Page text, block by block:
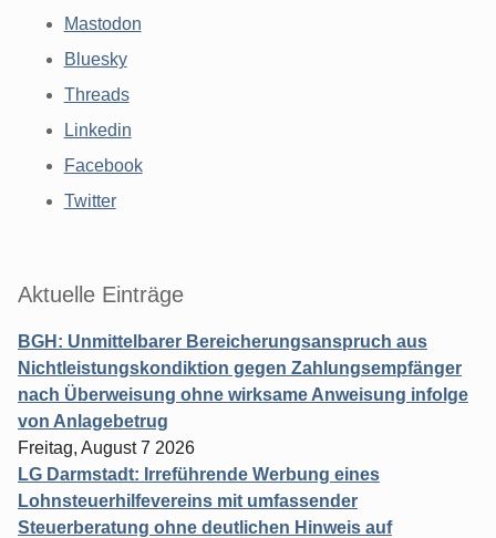
Mastodon
Bluesky
Threads
Linkedin
Facebook
Twitter
Aktuelle Einträge
BGH: Unmittelbarer Bereicherungsanspruch aus
Nichtleistungskondiktion gegen Zahlungsempfänger
nach Überweisung ohne wirksame Anweisung infolge
von Anlagebetrug
Freitag, August 7 2026
LG Darmstadt: Irreführende Werbung eines
Lohnsteuerhilfevereins mit umfassender
Steuerberatung ohne deutlichen Hinweis auf